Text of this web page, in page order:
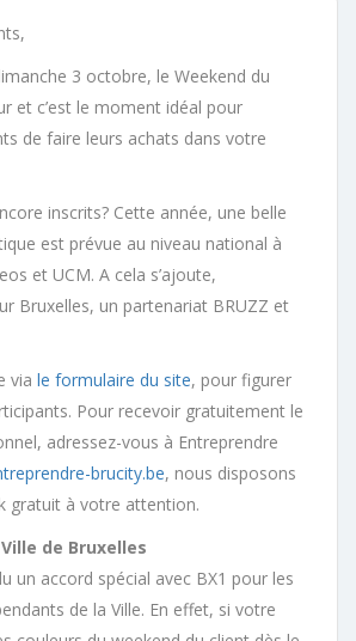
3 octobre, le Weekend du
et c’est le moment idéal pour
de faire leurs achats dans votre
inscrits? Cette année, une belle
est prévue au niveau national à
et UCM. A cela s’ajoute,
Bruxelles, un partenariat BRUZZ et
via le formulaire du site, pour figurer
Pour recevoir gratuitement le
adressez-vous à Entreprendre
brucity.be, nous disposons
gratuit à votre attention.
de Bruxelles
un accord spécial avec BX1 pour les
de la Ville. En effet, si votre